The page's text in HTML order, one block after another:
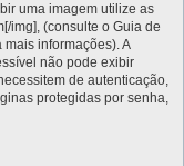
uma imagem utilize as
img], (consulte o Guia de
informações). A
não pode exibir
de autenticação,
protegidas por senha,